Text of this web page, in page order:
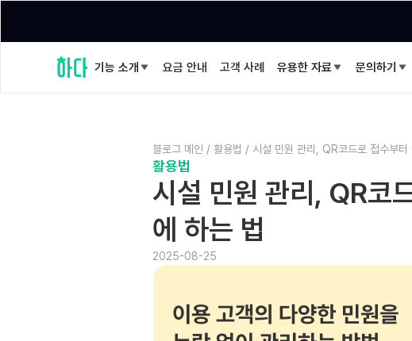
기능 소개 요금 안내 고객 사례 유용한 자료 문의하기
블로그 메인 / 활용법 / 시설 민원 관리, QR코드로 접수부터
활용법
시설 민원 관리, QR코
에 하는 법
2025-08-25